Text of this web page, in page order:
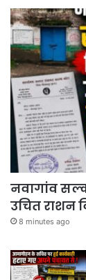
नवागांव
उचित राशन
8 minutes ago